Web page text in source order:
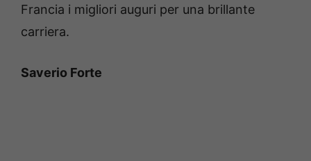
Francia i migliori auguri per una brillante
carriera.
Saverio Forte